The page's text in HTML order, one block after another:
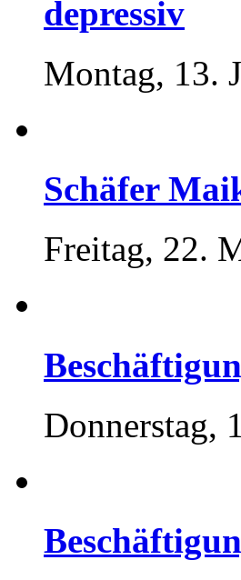
depressiv
Montag, 13.
Schäfer
Freitag, 22.
Donnerstag,